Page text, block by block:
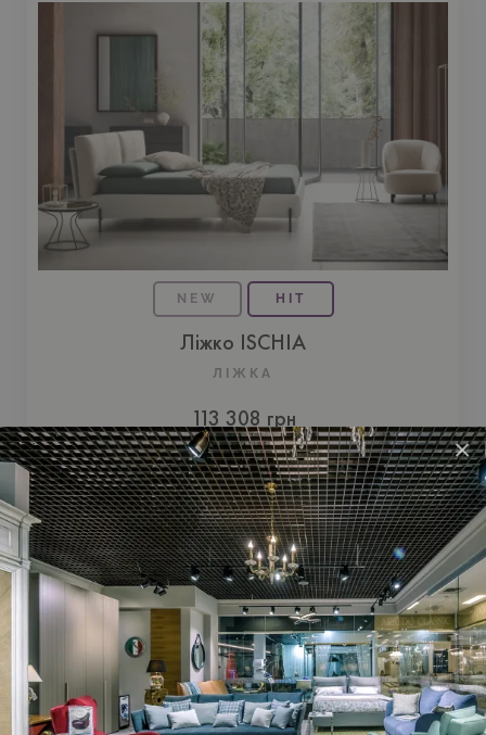
×
NEW HIT
Ліжко ISCHIA
ЛІЖКА
113 308 грн
Купити